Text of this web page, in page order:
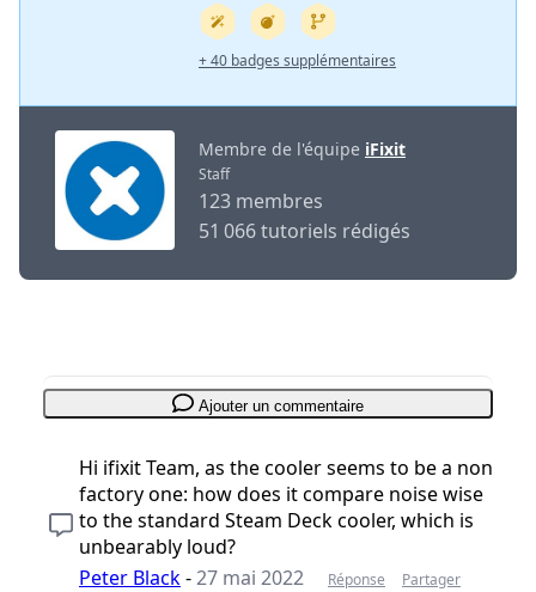
+ 40 badges supplémentaires
Membre de l'équipe iFixit
Staff
123 membres
51 066 tutoriels rédigés
Ajouter un commentaire
Hi ifixit Team, as the cooler seems to be a non
factory one: how does it compare noise wise
to the standard Steam Deck cooler, which is
unbearably loud?
Peter Black-27 mai 2022 Réponse Partager